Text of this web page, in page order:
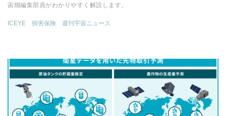
宙畑編集部員がわかりやすく解説します。
ICEYE 損害保険 週刊宇宙ニュース